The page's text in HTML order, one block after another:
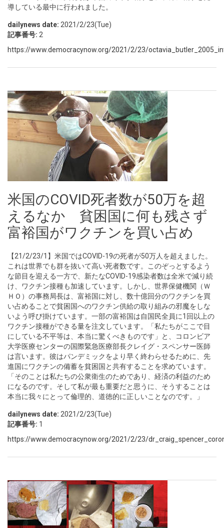
導している最中に行われました。
dailynews date: 2021/2/23(Tue)
記事番号: 2
https://www.democracynow.org/2021/2/23/
米国のCOVID死者数が50万を超
えるなか 貧困国に何も残さず
富裕国がワクチンを買い占め
【21/2/23/1】米国ではCOVID-19の死者が50万人を超えました。
これは世界でも群を抜いて高い死者数です。このぞっとするよう
な節目を迎える一方で、新たなCOVID-19感染者数は全米で減り続
け、ワクチン接種も加速しています。しかし、世界保健機関（Ｗ
ＨＯ）の事務局長は、富裕国に対し、数十億回分のワクチンを買
い占めることで貧困国へのワクチン供給の取り組みの邪魔をしな
いよう呼び掛けています。一部の富裕国は自国民全員に1回以上の
ワクチン接種ができる量を注文しています。「私たちがここで目
にしている不平等は、本当に驚くべきものです」と、コロンビア
大学医療センターの国際緊急医療部長クレイグ・スペンサー医師
は言います。彼はパンデミックをより早く終わらせるために、先
進国にワクチンの備蓄を貧困国と共有することを求めています。
「そのことは私たちの公衆衛生のためであり、経済の利益のため
になるのです。そして私が最も重要だと思うに、そうすることは
本当に我々にとって倫理的、道徳的に正しいことなのです。」
dailynews date: 2021/2/23(Tue)
記事番号: 1
https://www.democracynow.org/2021/2/23/